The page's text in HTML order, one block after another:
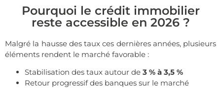
Pourquoi le crédit immobilier
reste accessible en 2026 ?
Malgré la hausse des taux ces dernières années, plusieurs
éléments rendent le marché favorable :
Stabilisation des taux autour de 3 % à 3,5 %
Retour progressif des banques sur le marché